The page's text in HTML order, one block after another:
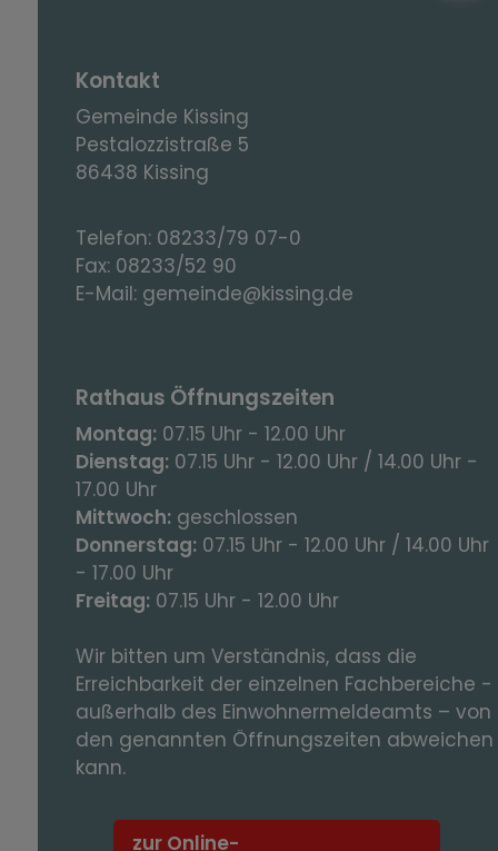
Kontakt
Gemeinde Kissing
Pestalozzistraße 5
86438 Kissing
Telefon: 08233/79 07-0
Fax: 08233/52 90
E-Mail: gemeinde@kissing.de
Rathaus Öffnungszeiten
Montag: 07.15 Uhr - 12.00 Uhr
Dienstag: 07.15 Uhr - 12.00 Uhr / 14.00 Uhr -
17.00 Uhr
Mittwoch: geschlossen
Donnerstag: 07.15 Uhr - 12.00 Uhr / 14.00 Uhr
- 17.00 Uhr
Freitag: 07.15 Uhr - 12.00 Uhr
Wir bitten um Verständnis, dass die
Erreichbarkeit der einzelnen Fachbereiche -
außerhalb des Einwohnermeldeamts – von
den genannten Öffnungszeiten abweichen
kann.
zur Online-